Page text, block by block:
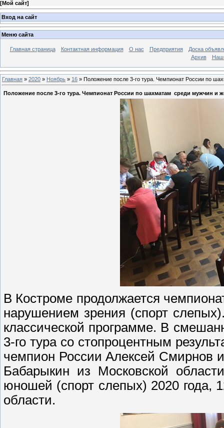
[Мой сайт]
Вход на сайт
Меню сайта
Главная страница Контактная информация О нас Предприятия
Доска
Архив
Главная » 2020 » Ноябрь » 16 » Положение после 3-го тура. Чемпионат России по
Положение после 3-го тура. Чемпионат России по шахматам среди мужчин и
В Костроме продолжается
нарушением зрения (спорт
классической программе. В
3-го тура со стопроцентным
чемпион России Алексей Смирнов
Бабарыкин из Московской
юношей (спорт слепых) 2020 года,
области.